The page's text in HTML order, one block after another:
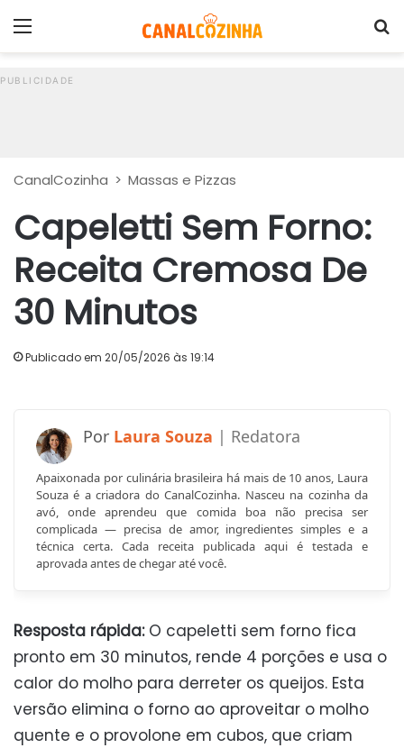
Menu
CanalCozinha > Massas e Pizzas
Capeletti Sem Forno:
Receita Cremosa De
30 Minutos
Publicado em 20/05/2026 às 19:14
Laura Souza
Apaixonada por culinária brasileira há mais de 10 anos, Laura
Souza é a criadora do CanalCozinha. Nasceu na cozinha da
avó, onde aprendeu que comida boa não precisa ser
complicada — precisa de amor, ingredientes simples e a
técnica certa. Cada receita publicada aqui é testada e
aprovada antes de chegar até você.
Resposta rápida:O capeletti sem forno fica
pronto em 30 minutos, rende 4 porções e usa o
calor do molho para derreter os queijos. Esta
versão elimina o forno ao aproveitar o molho
quente e o provolone em cubos, que criam